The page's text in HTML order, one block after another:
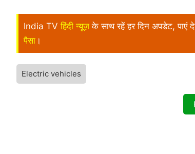
India TV हिंदी न्यूज़ के साथ रहें हर दिन अपडेट, पाएं
पैसा ।
Electric vehicles